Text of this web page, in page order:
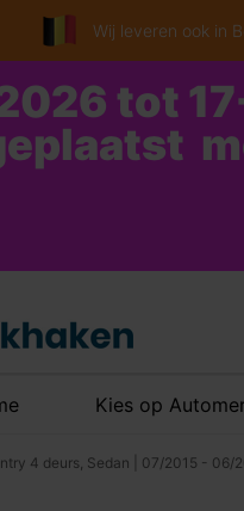
Wij leveren ook in
tot
Kies op
4 deurs, Sedan | 07/2015 - 06/